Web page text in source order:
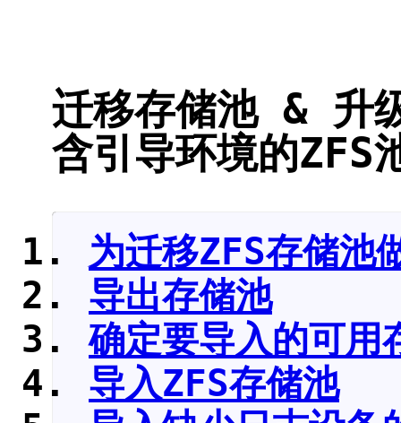
迁移存储池 & 升
含引导环境的ZFS
为迁移ZFS存储池
导出存储池
确定要导入的可用
导入ZFS存储池